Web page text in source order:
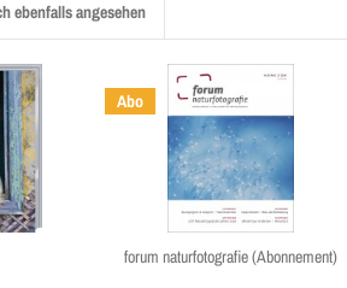
ebenfalls angesehen
Abo
forum naturfotografie (Abonnement)